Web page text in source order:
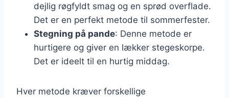
dejlig røgfyldt smag og en sprød overflade.
Det er en perfekt metode til sommerfester.
Stegning på pande: Denne metode er
hurtigere og giver en lækker stegeskorpe.
Det er ideelt til en hurtig middag.
Hver metode kræver forskellige